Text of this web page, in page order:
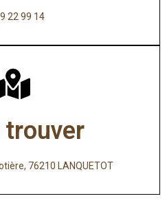
22 99 14
trouver
76210 LANQUETOT